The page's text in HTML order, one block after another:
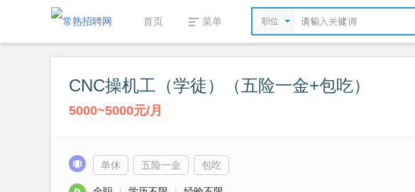
首页 菜单 职位
CNC操机工（学徒）（五险一金+包吃）
5000~5000元/月
单休 五险一金 包吃